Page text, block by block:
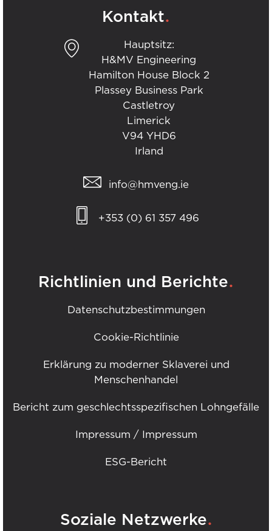
Kontakt.
Hauptsitz:
H&MV Engineering
Hamilton House Block 2
Plassey Business Park
Castletroy
Limerick
V94 YHD6
Irland
info@hmveng.ie
+353 (0) 61 357 496
Richtlinien und Berichte.
Datenschutzbestimmungen
Cookie-Richtlinie
Erklärung zu moderner Sklaverei und
Menschenhandel
Bericht zum geschlechtsspezifischen Lohngefälle
Impressum / Impressum
ESG-Bericht
Soziale Netzwerke.